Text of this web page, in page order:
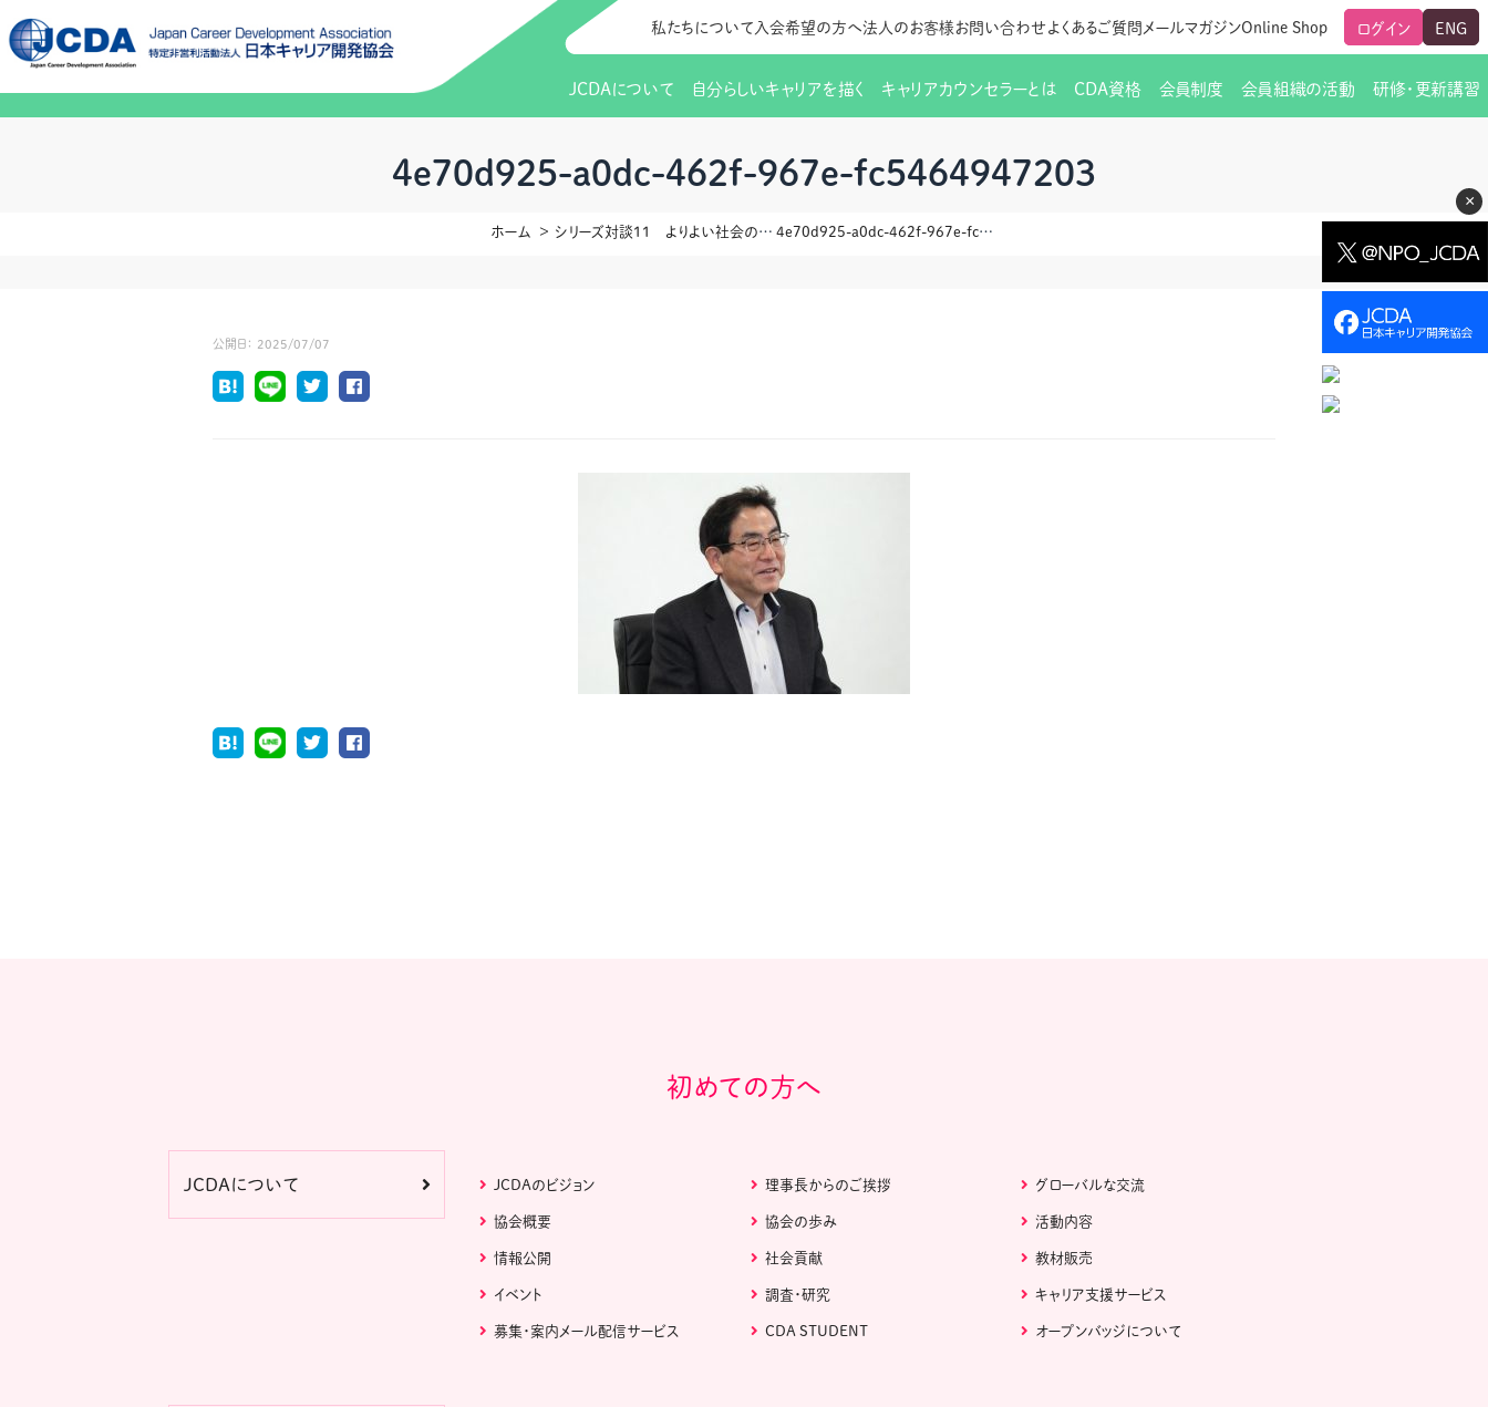
×
私たちについて 入会希望の方へ法人のお客様お問い合わせよくあるご質問 メールマガジンOnline Shop ログイン ENG
JCDAについて
JCDAのビジョン 理事長からのご挨拶
人生すごろく金の糸
キャリア支援サービス
自分らしいキャリアを描く キャリアカウンセラーとは CDA資格 会員制度
入会のご案内 会員向けサポート
会員組織の活動
支部のご紹介 支部・地区一覧
研究会・啓発交流会の活動報告
研修・更新講習
研修情報（お知らせ） 更新講習
（更新講習・スキルアップ）
必要書類ダウンロード（ピアトレ）
ピアファシリテーター紹介
JCDA認定インストラクター紹介
4e70d925-a0dc-462f-967e-fc5464947203
ホーム シリーズ対談11 よりよい社会のデザインに向けてゲスト：筑波大学 人間系 特任教授 働く人への心理支援開発研究センター長 岡田 昌毅さん 4e70d925-a0dc-462f-967e-fc5464947203
公開日： 2025/07/07
初めての方へ
JCDAについて JCDAのビジョン 理事長からのご挨拶 グローバルな交流
協会概要 協会の歩み 活動内容
情報公開 社会貢献 教材販売
イベント 調査・研究 キャリア支援サービス
募集・案内メール配信サービス CDA STUDENT オープンバッジについて